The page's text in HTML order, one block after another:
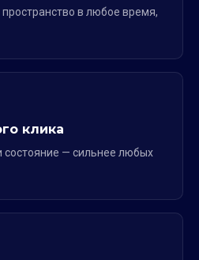
в любое время,
клика
состояние — сильнее любых